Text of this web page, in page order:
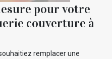
pour votre
couverture à
remplacer une